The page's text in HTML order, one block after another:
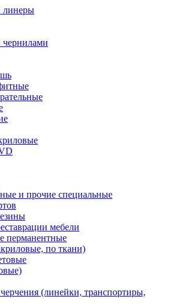
линеры
чернилами
и прочие специальные
мебели
перманентные
по ткани)
(линейки, транспортиры,